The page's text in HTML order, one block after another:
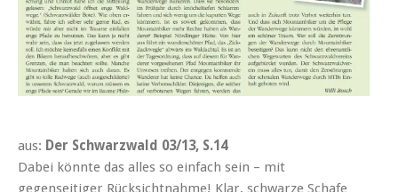
aus: Der Schwarzwald 03/13, S.14
Dabei könnte das alles so einfach sein – mit
gegenseitiger Rücksichtnahme! Klar, schwarze Schafe